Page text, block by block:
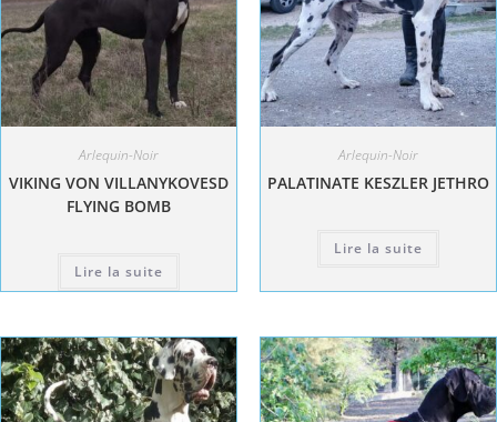
Arlequin-Noir
VIKING VON VILLANYKOVESD
FLYING BOMB
Lire la suite
Arlequin-Noir
PALATINATE KESZLER JETHRO
Lire la suite